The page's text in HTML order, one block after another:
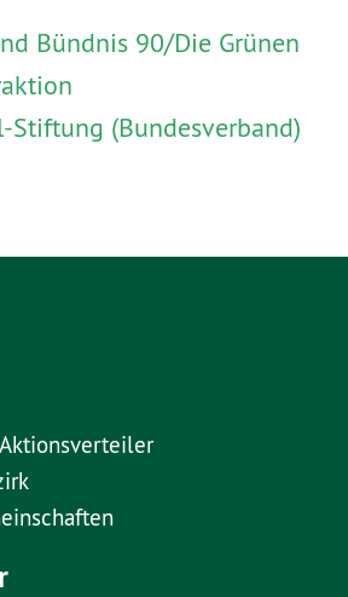
Bündnis 90/Die Grünen
(Bundesverband)